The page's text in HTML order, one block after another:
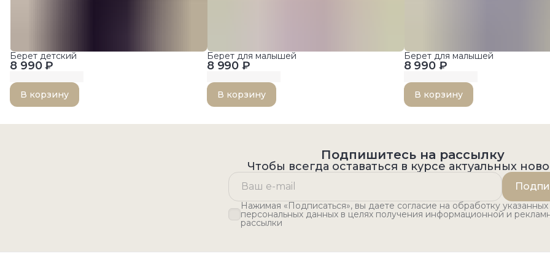
8 990 ₽
Берет детский
В корзину
8 990 ₽
Берет для малышей
В корзину
8 990 ₽
Берет для малышей
В корзину
Подпишитесь на рассылку
Чтобы всегда оставаться в курсе актуальных
Нажимая «Подписаться», вы даете согласие на обработку указанных
персональных данных в целях получения информационной и
рассылки